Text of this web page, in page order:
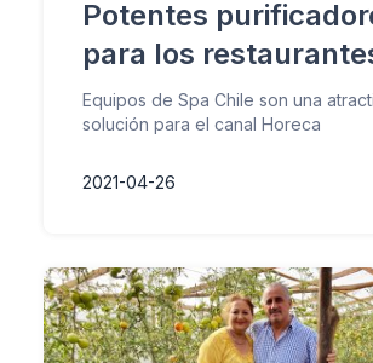
Potentes
para los
Equipos de Spa Chile son una
solución para el canal Horeca
2021-04-26